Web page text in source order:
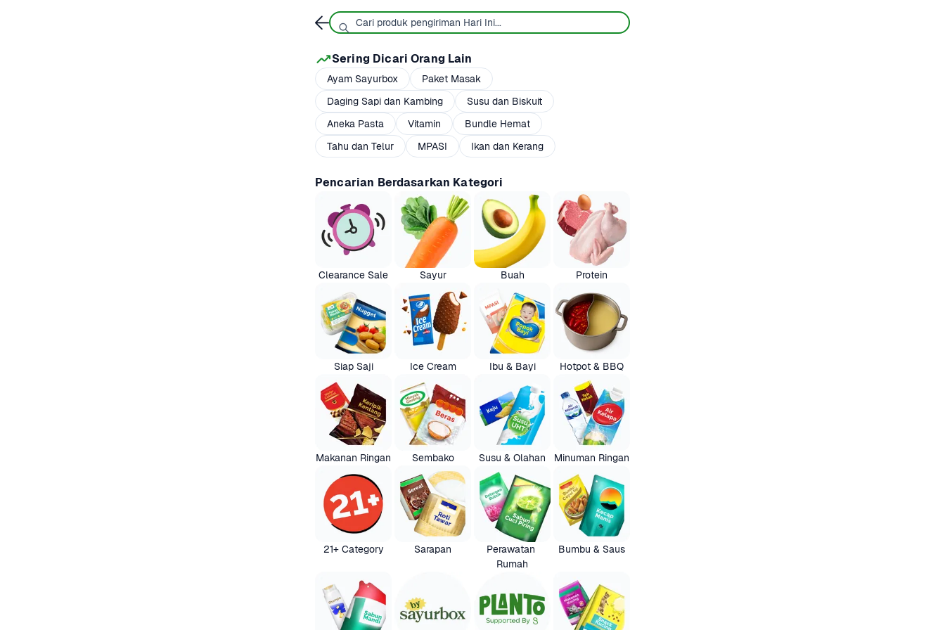
Sering Dicari Orang Lain
Ayam Sayurbox
Paket Masak
Daging Sapi dan Kambing
Susu dan Biskuit
Aneka Pasta
Vitamin
Bundle Hemat
Tahu dan Telur
MPASI Ikan dan Kerang
Pencarian Berdasarkan Kategori
Clearance Sale Sayur Buah Protein
Siap Saji Ice Cream Ibu & Bayi Hotpot & BBQ
Makanan Ringan Sembako Susu & Olahan Minuman Ringan
21+ Category Sarapan
Perawatan
Rumah
Bumbu & Saus